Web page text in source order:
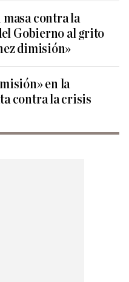
masa contra la
Gobierno al grito
dimisión»
en la
contra la crisis